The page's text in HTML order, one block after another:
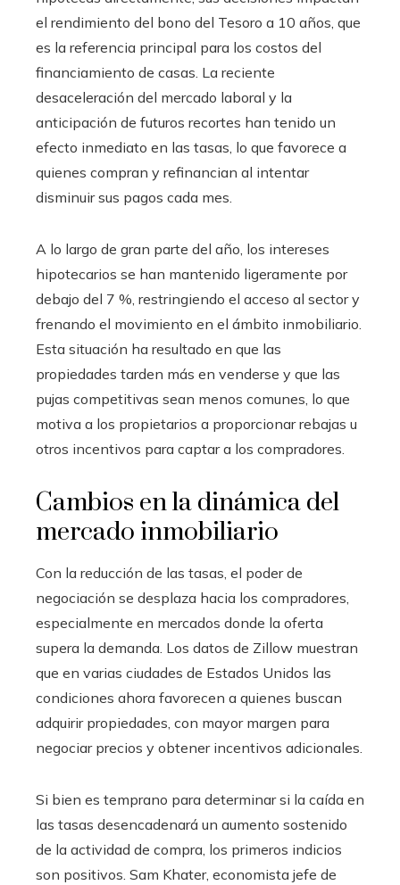
el rendimiento del bono del Tesoro a 10 años, que
es la referencia principal para los costos del
financiamiento de casas. La reciente
desaceleración del mercado laboral y la
anticipación de futuros recortes han tenido un
efecto inmediato en las tasas, lo que favorece a
quienes compran y refinancian al intentar
disminuir sus pagos cada mes.
A lo largo de gran parte del año, los intereses
hipotecarios se han mantenido ligeramente por
debajo del 7 %, restringiendo el acceso al sector y
frenando el movimiento en el ámbito inmobiliario.
Esta situación ha resultado en que las
propiedades tarden más en venderse y que las
pujas competitivas sean menos comunes, lo que
motiva a los propietarios a proporcionar rebajas u
otros incentivos para captar a los compradores.
Cambios en la dinámica del
mercado inmobiliario
Con la reducción de las tasas, el poder de
negociación se desplaza hacia los compradores,
especialmente en mercados donde la oferta
supera la demanda. Los datos de Zillow muestran
que en varias ciudades de Estados Unidos las
condiciones ahora favorecen a quienes buscan
adquirir propiedades, con mayor margen para
negociar precios y obtener incentivos adicionales.
Si bien es temprano para determinar si la caída en
las tasas desencadenará un aumento sostenido
de la actividad de compra, los primeros indicios
son positivos. Sam Khater, economista jefe de